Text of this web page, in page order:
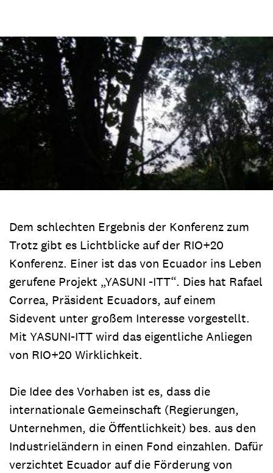
Dem schlechten Ergebnis der Konferenz zum
Trotz gibt es Lichtblicke auf der RIO+20
Konferenz. Einer ist das von Ecuador ins Leben
gerufene Projekt „YASUNI -ITT“. Dies hat Rafael
Correa, Präsident Ecuadors, auf einem
Sidevent unter großem Interesse vorgestellt.
Mit YASUNI-ITT wird das eigentliche Anliegen
von RIO+20 Wirklichkeit.
Die Idee des Vorhaben ist es, dass die
internationale Gemeinschaft (Regierungen,
Unternehmen, die Öffentlichkeit) bes. aus den
Industrieländern in einen Fond einzahlen. Dafür
verzichtet Ecuador auf die Förderung von